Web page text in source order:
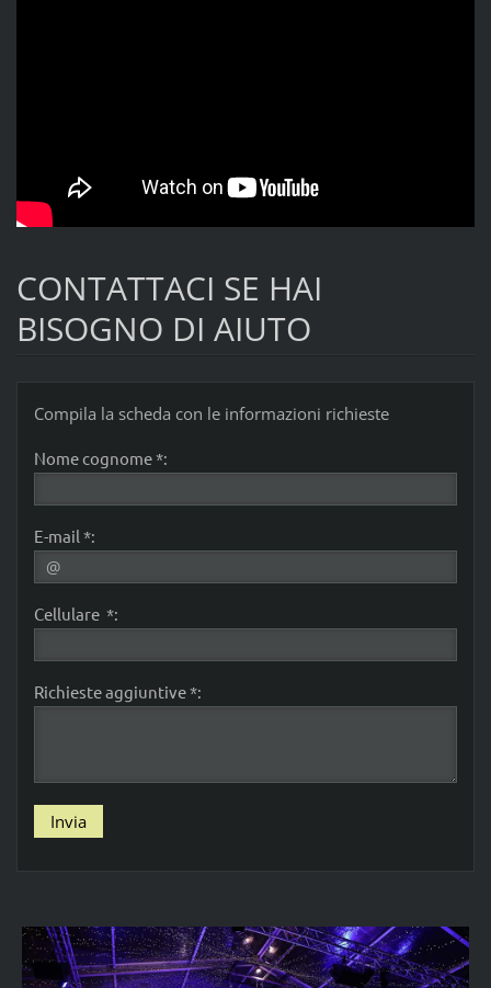
CONTATTACI SE HAI
BISOGNO DI AIUTO
Compila la scheda con le informazioni richieste
Nome cognome *:
E-mail *:
Cellulare *:
Richieste aggiuntive *: